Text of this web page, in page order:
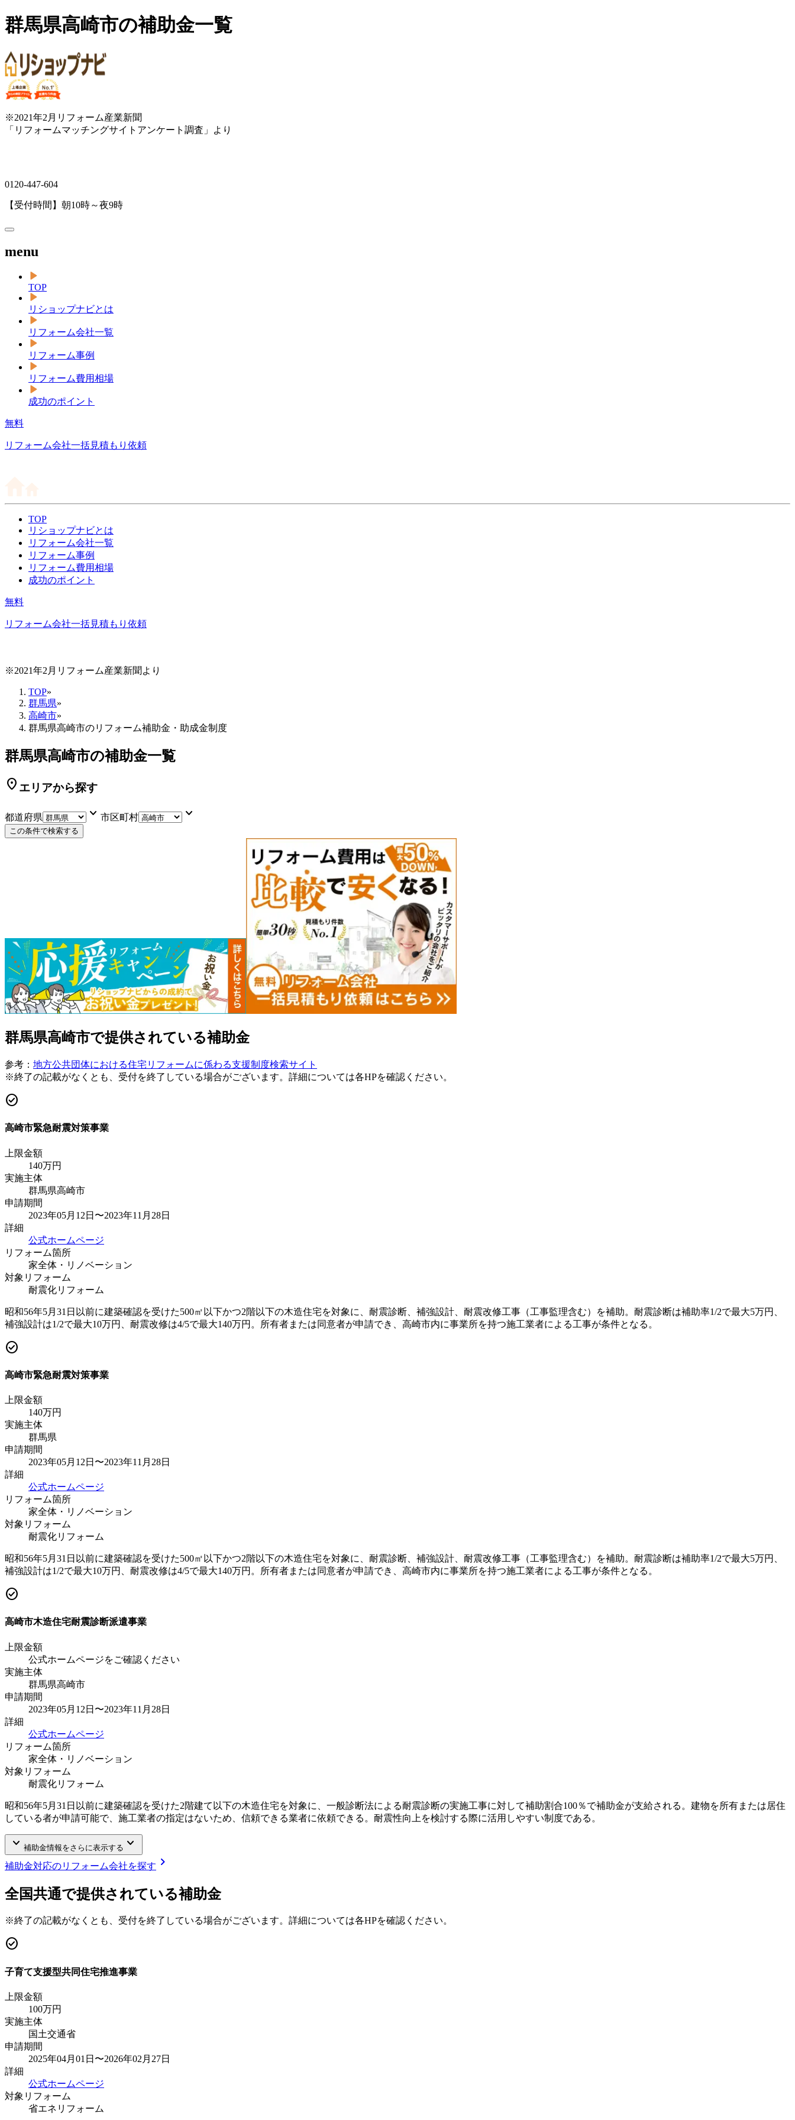
群馬県高崎市の補助金一覧
※2021年2月リフォーム産業新聞
「リフォームマッチングサイトアンケート調査」より
0120-447-604
【受付時間】朝10時～夜9時
menu
TOP
リショップナビとは
リフォーム会社一覧
リフォーム事例
リフォーム費用相場
成功のポイント
無料
リフォーム会社一括見積もり依頼
TOP
リショップナビとは
リフォーム会社一覧
リフォーム事例
リフォーム費用相場
成功のポイント
無料
リフォーム会社一括見積もり依頼
※2021年2月リフォーム産業新聞より
TOP»
群馬県»
高崎市»
群馬県高崎市のリフォーム補助金・助成金制度
群馬県高崎市の補助金一覧
location_on エリアから探す
都道府県 keyboard_arrow_down 市区町村 keyboard_arrow_down
この条件で検索する
群馬県高崎市で提供されている補助金
参考： 地方公共団体における住宅リフォームに係わる支援制度検索サイト
※終了の記載がなくとも、受付を終了している場合がございます。詳細については各HPを確認ください。
check_circle
高崎市緊急耐震対策事業
上限金額
140万円
実施主体
群馬県高崎市
申請期間
2023年05月12日〜2023年11月28日
詳細
公式ホームページ
リフォーム箇所
家全体・リノベーション
対象リフォーム
耐震化リフォーム
昭和56年5月31日以前に建築確認を受けた500㎡以下かつ2階以下の木造住宅を対象に、耐震診断、補強設計、耐震改修工事（工事監理含む）を補助。耐震診断は補助率1/2で最大5万円、
補強設計は1/2で最大10万円、耐震改修は4/5で最大140万円。所有者または同意者が申請でき、高崎市内に事業所を持つ施工業者による工事が条件となる。
check_circle
高崎市緊急耐震対策事業
上限金額
140万円
実施主体
群馬県
申請期間
2023年05月12日〜2023年11月28日
詳細
公式ホームページ
リフォーム箇所
家全体・リノベーション
対象リフォーム
耐震化リフォーム
昭和56年5月31日以前に建築確認を受けた500㎡以下かつ2階以下の木造住宅を対象に、耐震診断、補強設計、耐震改修工事（工事監理含む）を補助。耐震診断は補助率1/2で最大5万円、
補強設計は1/2で最大10万円、耐震改修は4/5で最大140万円。所有者または同意者が申請でき、高崎市内に事業所を持つ施工業者による工事が条件となる。
check_circle
高崎市木造住宅耐震診断派遣事業
上限金額
公式ホームページをご確認ください
実施主体
群馬県高崎市
申請期間
2023年05月12日〜2023年11月28日
詳細
公式ホームページ
リフォーム箇所
家全体・リノベーション
対象リフォーム
耐震化リフォーム
昭和56年5月31日以前に建築確認を受けた2階建て以下の木造住宅を対象に、一般診断法による耐震診断の実施工事に対して補助割合100％で補助金が支給される。建物を所有または居住
している者が申請可能で、施工業者の指定はないため、信頼できる業者に依頼できる。耐震性向上を検討する際に活用しやすい制度である。
keyboard_arrow_down 補助金情報をさらに表示する keyboard_arrow_down
補助金対応のリフォーム会社を探す chevron_right
全国共通で提供されている補助金
※終了の記載がなくとも、受付を終了している場合がございます。詳細については各HPを確認ください。
check_circle
子育て支援型共同住宅推進事業
上限金額
100万円
実施主体
国土交通省
申請期間
2025年04月01日〜2026年02月27日
詳細
公式ホームページ
対象リフォーム
省エネリフォーム